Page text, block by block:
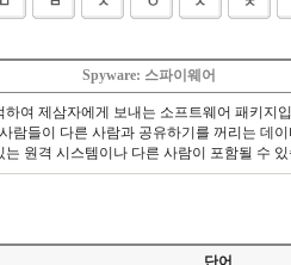
Spyware: 스파이웨어
여 제삼자에게 보내는 소프트웨어 패키지
람들이 다른 사람과 공유하기를 꺼리는 데
원격 시스템이나 다른 사람이 포함될 수 있
단어